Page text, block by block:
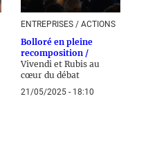
ENTREPRISES / ACTIONS
Bolloré en pleine
recomposition /
Vivendi et Rubis au
cœur du débat
21/05/2025 - 18:10